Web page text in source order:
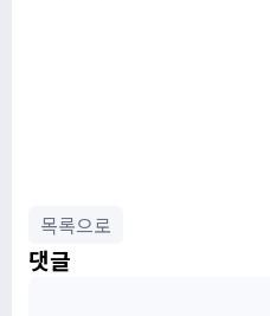
목록으로
댓글